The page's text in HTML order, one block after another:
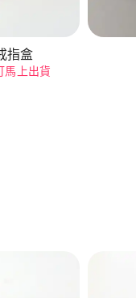
指盒
馬上出貨